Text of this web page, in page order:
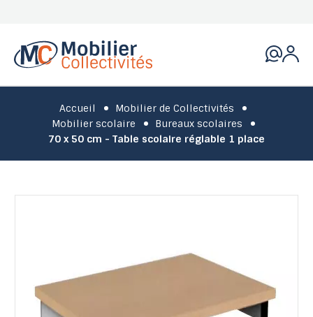
Accueil
Mobilier de Collectivités
Mobilier scolaire
Bureaux scolaires
70 x 50 cm - Table scolaire réglable 1 place